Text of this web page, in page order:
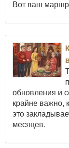
Вот ваш
обновления и
крайне важно,
это
месяцев.